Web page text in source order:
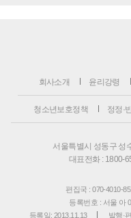
회사소개 윤리강령
청소년보호정책 정정·
서울특별시 성동구 성
대표전화 : 1800-
편집국 : 070-4010-
등록번호 : 서울 아
등록일: 2013.11.13
발행·